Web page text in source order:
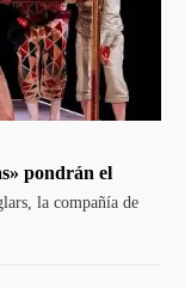
pondrán el
la compañía de